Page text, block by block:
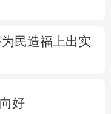
عربى
民造福上出实
好